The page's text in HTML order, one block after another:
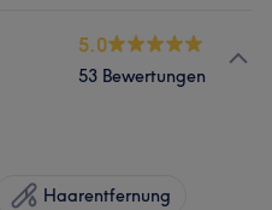
5.0
53 Bewertungen
Haarentfernung